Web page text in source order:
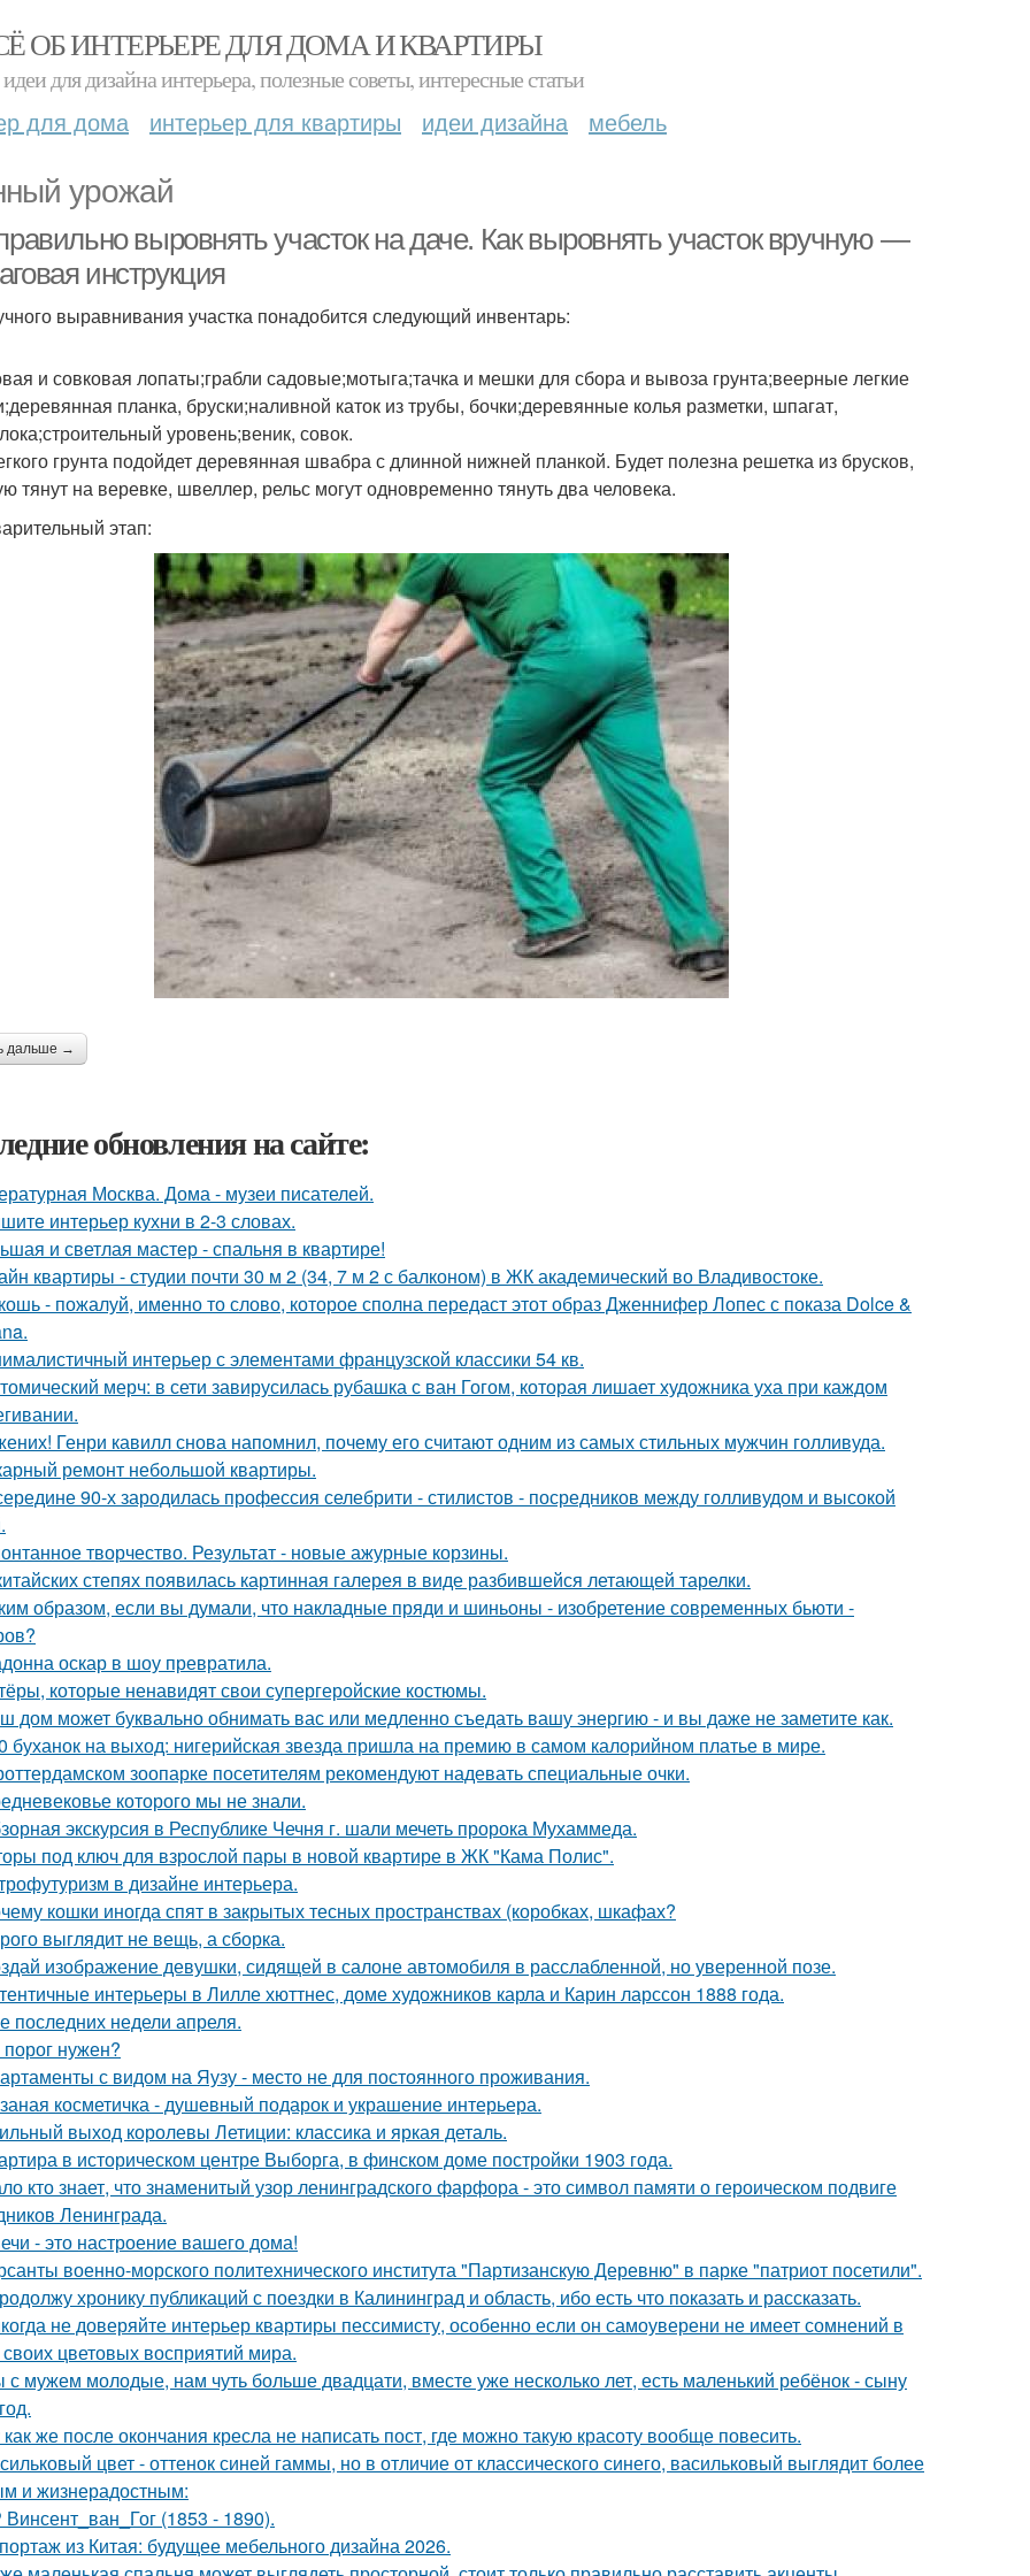
ОБ ИНТЕРЬЕРЕ ДЛЯ ДОМА И КВАРТИРЫ
для дизайна интерьера, полезные советы, интересные статьи
для дома интерьер для квартиры идеи дизайна мебель
урожай
выровнять участок на даче. Как выровнять участок вручную —
инструкция
выравнивания участка понадобится следующий инвентарь:
и совковая лопаты;грабли садовые;мотыга;тачка и мешки для сбора и вывоза грунта;веерные легкие
планка, бруски;наливной каток из трубы, бочки;деревянные колья разметки, шпагат,
уровень;веник, совок.
грунта подойдет деревянная швабра с длинной нижней планкой. Будет полезна решетка из брусков,
тянут на веревке, швеллер, рельс могут одновременно тянуть два человека.
этап:
дальше →
обновления на сайте:
Москва. Дома - музеи писателей.
интерьер кухни в 2-3 словах.
и светлая мастер - спальня в квартире!
квартиры - студии почти 30 м 2 (34, 7 м 2 с балконом) в ЖК академический во Владивостоке.
- пожалуй, именно то слово, которое сполна передаст этот образ Дженнифер Лопес с показа Dolce &
интерьер с элементами французской классики 54 кв.
мерч: в сети завирусилась рубашка с ван Гогом, которая лишает художника уха при каждом
Генри кавилл снова напомнил, почему его считают одним из самых стильных мужчин голливуда.
ремонт небольшой квартиры.
90-х зародилась профессия селебрити - стилистов - посредников между голливудом и высокой
творчество. Результат - новые ажурные корзины.
степях появилась картинная галерея в виде разбившейся летающей тарелки.
образом, если вы думали, что накладные пряди и шиньоны - изобретение современных бьюти -
оскар в шоу превратила.
которые ненавидят свои супергеройские костюмы.
дом может буквально обнимать вас или медленно съедать вашу энергию - и вы даже не заметите как.
буханок на выход: нигерийская звезда пришла на премию в самом калорийном платье в мире.
зоопарке посетителям рекомендуют надевать специальные очки.
которого мы не знали.
экскурсия в Республике Чечня г. шали мечеть пророка Мухаммеда.
под ключ для взрослой пары в новой квартире в ЖК "Кама Полис".
в дизайне интерьера.
кошки иногда спят в закрытых тесных пространствах (коробках, шкафах?
выглядит не вещь, а сборка.
изображение девушки, сидящей в салоне автомобиля в расслабленной, но уверенной позе.
интерьеры в Лилле хюттнес, доме художников карла и Карин ларссон 1888 года.
последних недели апреля.
нужен?
с видом на Яузу - место не для постоянного проживания.
косметичка - душевный подарок и украшение интерьера.
выход королевы Летиции: классика и яркая деталь.
в историческом центре Выборга, в финском доме постройки 1903 года.
кто знает, что знаменитый узор ленинградского фарфора - это символ памяти о героическом подвиге
Ленинграда.
- это настроение вашего дома!
военно-морского политехнического института "Партизанскую Деревню" в парке "патриот посетили".
хронику публикаций с поездки в Калининград и область, ибо есть что показать и рассказать.
не доверяйте интерьер квартиры пессимисту, особенно если он самоуверени не имеет сомнений в
цветовых восприятий мира.
мужем молодые, нам чуть больше двадцати, вместе уже несколько лет, есть маленький ребёнок - сыну
же после окончания кресла не написать пост, где можно такую красоту вообще повесить.
цвет - оттенок синей гаммы, но в отличие от классического синего, васильковый выглядит более
и жизнерадостным:
(1853 - 1890).
из Китая: будущее мебельного дизайна 2026.